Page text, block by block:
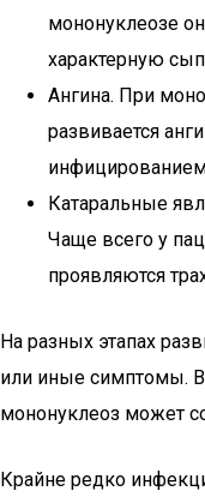
мононуклеозе
характерную
Ангина. При
развивается
Катаральные
Чаще всего у
проявляются
На разных этапах
или иные симптомы.
мононуклеоз может
Крайне редко